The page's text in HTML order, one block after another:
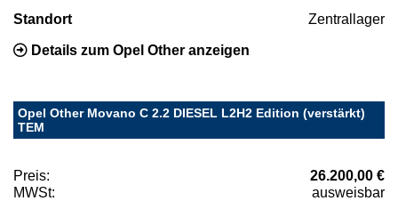
Standort Zentrallager
Details zum Opel Other anzeigen
Opel Other Movano C 2.2 DIESEL L2H2 Edition (verstärkt)
TEM
Preis:
26.200,00 €
MWSt:
ausweisbar